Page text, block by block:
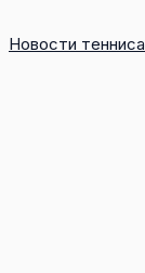
Новости тенниса